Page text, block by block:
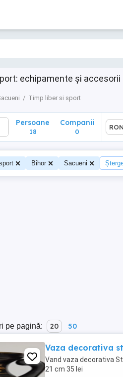
echipamente și accesorii
Timp liber si sport
Persoane
18
Companii
0
RON
Bihor Sacueni
pe pagină: 20 50
Vaza decorativa
Vand vaza decorativa
21 cm 35 lei